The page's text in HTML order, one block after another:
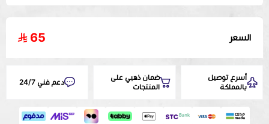
السعر 65
أسرع توصيل
بالمملكة
ضمان ذهبي على
المنتجات
دعم فني 24/7